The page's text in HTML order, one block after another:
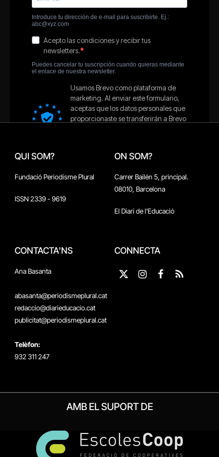
QUI SOM?
Fundació Periodisme Plural
ISSN 2339 - 9619
ON SOM?
Carrer Bailén 5, principal.
08010, Barcelona
El Diari de l'Educació
CONTACTA'NS
Ana Basanta
abasanta@periodismeplural.cat
redaccio@diarieducacio.cat
publicitat@periodismeplural.cat
Telèfon:
932 311 247
CONNECTA
X
Instagram
Facebook
RSS
AMB EL SUPORT DE